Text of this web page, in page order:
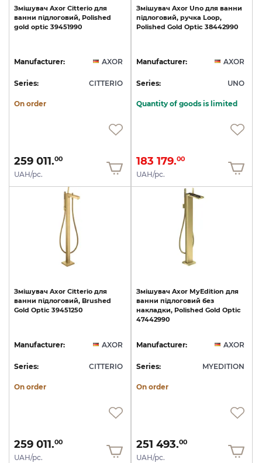
Змішувач Axor Citterio для
ванни підлоговий, Polished
gold optic 39451990
Manufacturer: AXOR
Series: CITTERIO
On order
259 011.00
UAH/pc.
Змішувач Axor Uno для ванни
підлоговий, ручка Loop,
Polished Gold Optic 38442990
Manufacturer: AXOR
Series: UNO
Quantity of goods is limited
183 179.00
UAH/pc.
Змішувач Axor Citterio для
ванни підлоговий, Brushed
Gold Optic 39451250
Manufacturer: AXOR
Series: CITTERIO
On order
259 011.00
UAH/pc.
Змішувач Axor MyEdition для
ванни підлоговий без
накладки, Polished Gold Optic
47442990
Manufacturer: AXOR
Series: MYEDITION
On order
251 493.00
UAH/pc.